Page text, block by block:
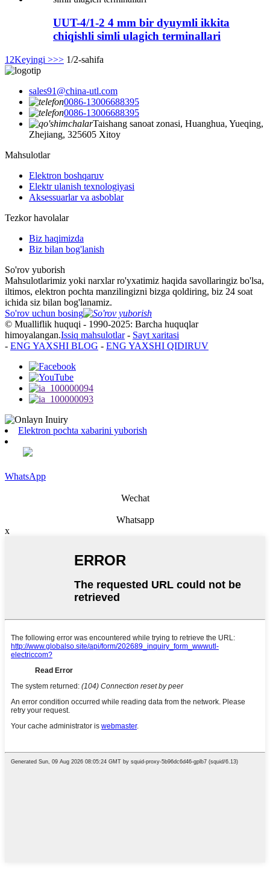
UUT-4/1-2 4 mm bir dyuymli ikkita
chiqishli simli ulagich terminallari
1 2Keyingi >>> 1/2-sahifa
sales91@china-utl.com
0086-13006688395
0086-13006688395
Taishang sanoat zonasi, Huanghua, Yueqing,
Zhejiang, 325605 Xitoy
Mahsulotlar
Elektron boshqaruv
Elektr ulanish texnologiyasi
Aksessuarlar va asboblar
Tezkor havolalar
Biz haqimizda
Biz bilan bog'lanish
So'rov yuborish
Mahsulotlarimiz yoki narxlar ro'yxatimiz haqida savollaringiz bo'lsa,
iltimos, elektron pochta manzilingizni bizga qoldiring, biz 24 soat
ichida siz bilan bog'lanamiz.
So'rov uchun bosing
© Mualliflik huquqi - 1990-2025: Barcha huquqlar
himoyalangan.Issiq mahsulotlar- Sayt xaritasi
- ENG YAXSHI BLOG - ENG YAXSHI QIDIRUV
Elektron pochta xabarini yuborish
WhatsApp
Wechat
Whatsapp
x